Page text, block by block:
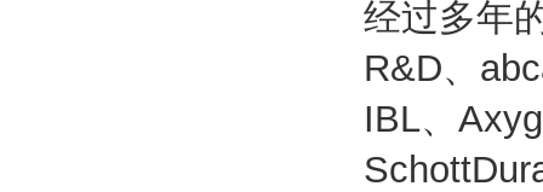
经过多年
R&D、
IBL、